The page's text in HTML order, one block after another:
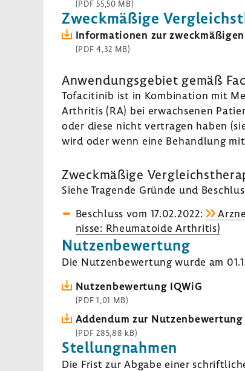
(PDF 55,50 MB)
Zweck­mä­ßige
Infor­ma­tionen zur
(PDF 4,32 MB)
Anwen­dungs­ge­biet gemäß
Tofa­ci­tinib ist in Kombi­na­tion mit
Arthritis (RA) bei erwach­senen
oder diese nicht vertragen haben
wird oder wenn eine Behand­lung
Zweck­mä­ßige
Siehe Tragende Gründe und
Beschluss vom 17.02.2022:
nisse: Rheu­ma­toide Arthritis)
Nutzen­be­wer­tung
Die Nutzen­be­wer­tung wurde am
Nutzen­be­wer­tung IQWiG
(PDF 1,01 MB)
Addendum zur Nutzen­be­wer­tung
(PDF 285,88 kB)
Stel­lung­nahmen
Die Frist zur Abgabe einer